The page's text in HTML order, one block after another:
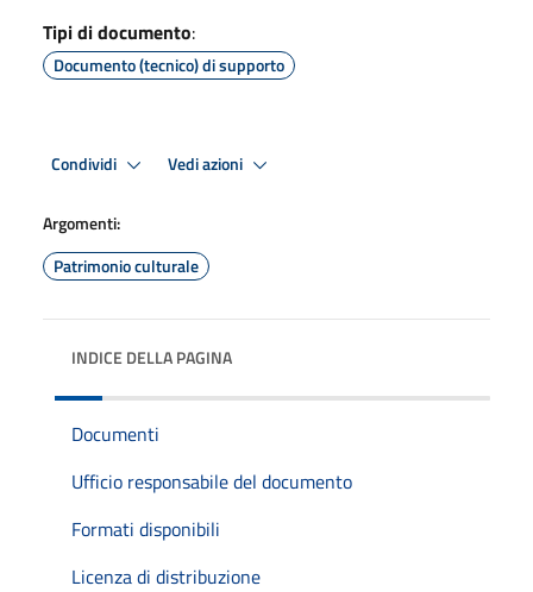
Tipi di documento:
Documento (tecnico) di supporto
Condividi Vedi azioni
Argomenti:
Patrimonio culturale
INDICE DELLA PAGINA
Documenti
Ufficio responsabile del documento
Formati disponibili
Licenza di distribuzione